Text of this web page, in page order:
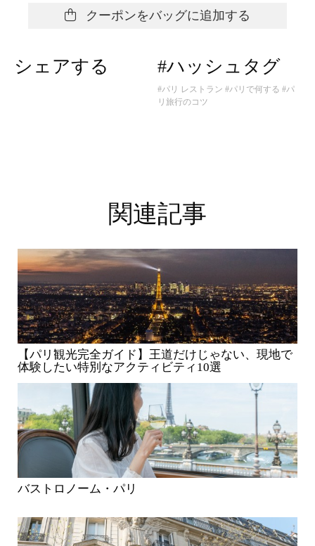
クーポンをバッグに追加する
シェアする #ハッシュタグ
#パリ レストラン #パリで何する #パ
リ旅行のコツ
関連記事
【パリ観光完全ガイド】王道だけじゃない、現地で
体験したい特別なアクティビティ10選
バストロノーム・パリ